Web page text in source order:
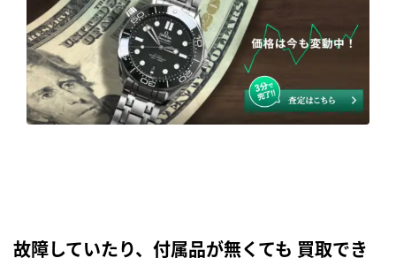
故障していたり、付属品が無くても 買取でき